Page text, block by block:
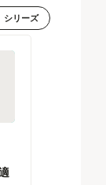
シリーズ